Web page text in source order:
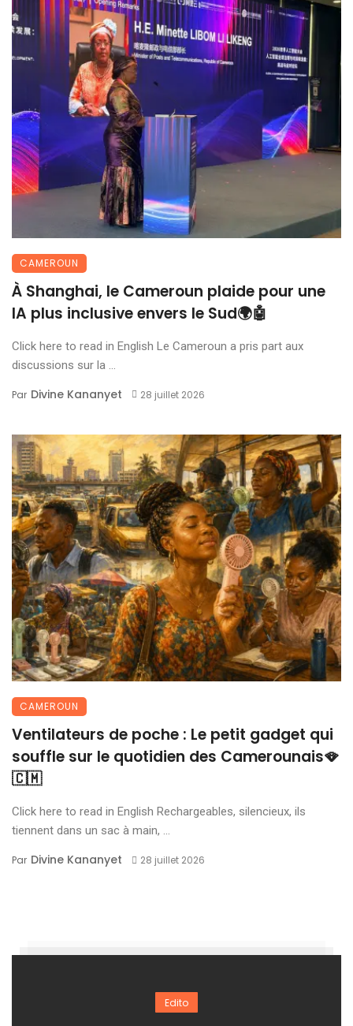
CAMEROUN
À Shanghai, le Cameroun plaide pour une
IA plus inclusive envers le Sud🌍🤖
Click here to read in English Le Cameroun a pris part aux
discussions sur la ...
Par Divine Kananyet 28 juillet 2026
CAMEROUN
Ventilateurs de poche : Le petit gadget qui
souffle sur le quotidien des Camerounais🪭
🇨🇲
Click here to read in English Rechargeables, silencieux, ils
tiennent dans un sac à main, ...
Par Divine Kananyet 28 juillet 2026
Edito